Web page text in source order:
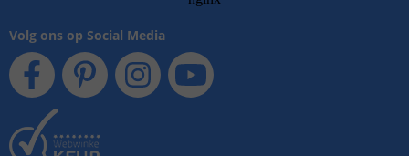
Volg ons op Social Media